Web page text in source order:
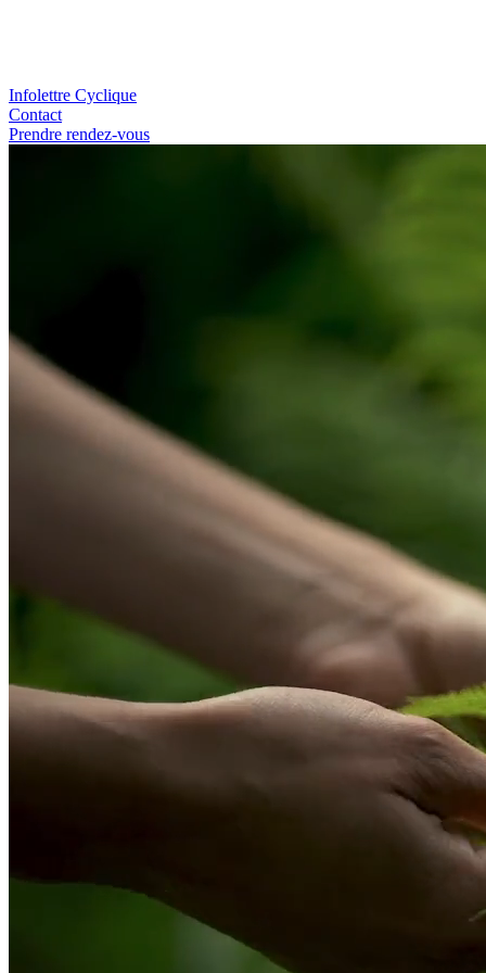
Infolettre Cyclique
Contact
Prendre rendez-vous